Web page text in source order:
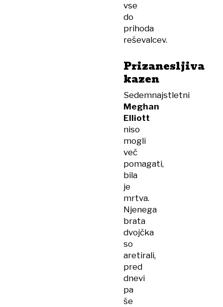
vse
do
prihoda
reševalcev.
Prizanesljiva
kazen
Sedemnajstletni
Meghan
Elliott
niso
mogli
več
pomagati,
bila
je
mrtva.
Njenega
brata
dvojčka
so
aretirali,
pred
dnevi
pa
še